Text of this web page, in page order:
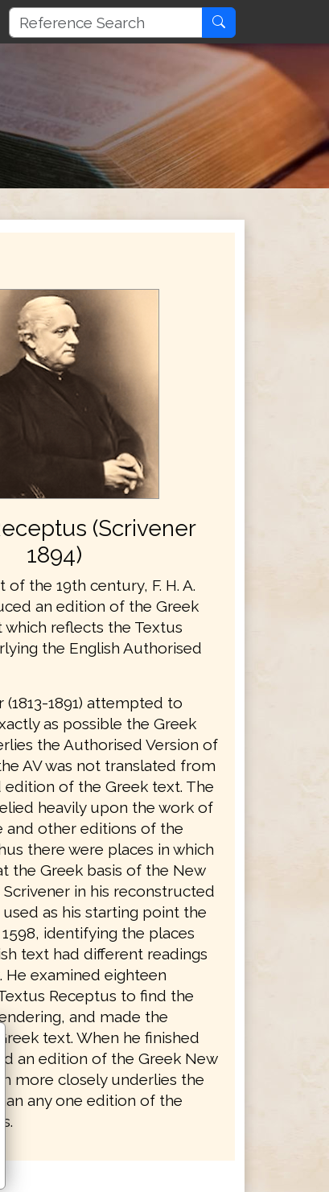
(Scrivener
1894)
the 19th century, F. H. A.
an edition of the Greek
which reflects the Textus
the English Authorised
(1813-1891) attempted to
as possible the Greek
the Authorised Version of
AV was not translated from
edition of the Greek text. The
heavily upon the work of
and other editions of the
there were places in which
the Greek basis of the New
Scrivener in his reconstructed
as his starting point the
identifying the places
text had different readings
He examined eighteen
Receptus to find the
and made the
text. When he finished
an edition of the Greek New
more closely underlies the
any one edition of the